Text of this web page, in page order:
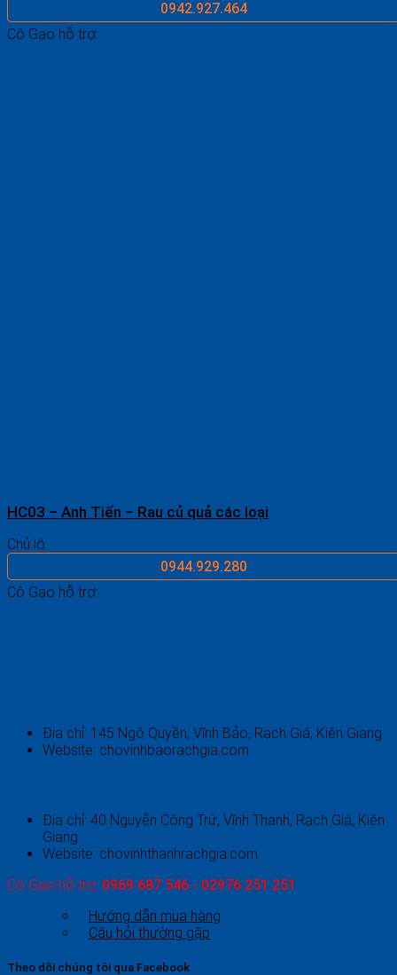
0942.927.464
Cô Gạo hỗ trợ:
HC03 – Anh Tiến – Rau củ quả các loại
Chủ lô:
0944.929.280
Cô Gạo hỗ trợ:
Địa chỉ: 145 Ngô Quyền, Vĩnh Bảo, Rạch Giá, Kiên Giang
Website: chovinhbaorachgia.com
Địa chỉ: 40 Nguyễn Công Trứ, Vĩnh Thanh, Rạch Giá, Kiên
Giang
Website: chovinhthanhrachgia.com
Cô Gạo hỗ trợ: 0969 687 546 - 02976 251 251
Hướng dẫn mua hàng
Câu hỏi thường gặp
Theo dõi chúng tôi qua Facebook